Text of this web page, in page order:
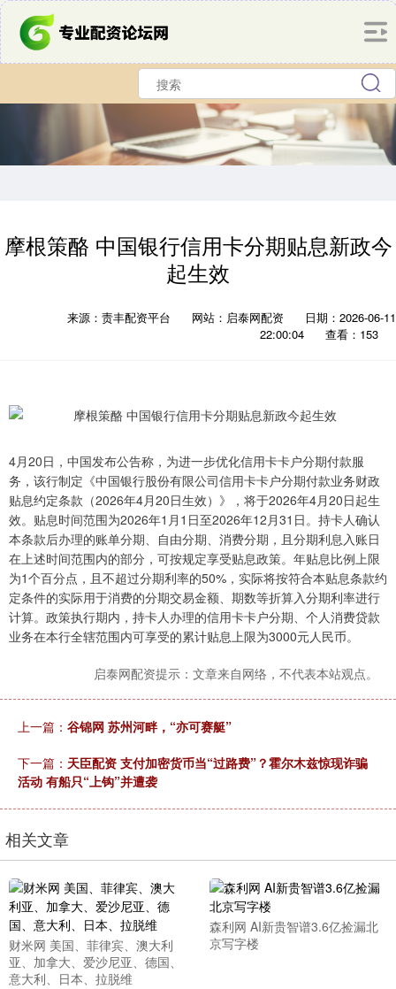
摩根策酪 中国银行信用卡分期贴息新政今
起生效
来源：责丰配资平台 网站：启泰网配资
日期：2026-06-11
22:00:04
查看：153
4月20日，中国发布公告称，为进一步优化信用卡卡户分期付款服
务，该行制定《中国银行股份有限公司信用卡卡户分期付款业务财政
贴息约定条款（2026年4月20日生效）》，将于2026年4月20日起生
效。贴息时间范围为2026年1月1日至2026年12月31日。持卡人确认
本条款后办理的账单分期、自由分期、消费分期，且分期利息入账日
在上述时间范围内的部分，可按规定享受贴息政策。年贴息比例上限
为1个百分点，且不超过分期利率的50%，实际将按符合本贴息条款约
定条件的实际用于消费的分期交易金额、期数等折算入分期利率进行
计算。政策执行期内，持卡人办理的信用卡卡户分期、个人消费贷款
业务在本行全辖范围内可享受的累计贴息上限为3000元人民币。
启泰网配资提示：文章来自网络，不代表本站观点。
上一篇： 谷锦网 苏州河畔，“亦可赛艇”
下一篇： 天臣配资 支付加密货币当“过路费”？霍尔木兹惊现诈骗
活动 有船只“上钩”并遭袭
相关文章
财米网 美国、菲律宾、澳大利
亚、加拿大、爱沙尼亚、德国、
意大利、日本、拉脱维
森利网 AI新贵智谱3.6亿捡漏北
京写字楼